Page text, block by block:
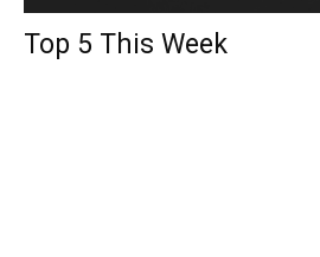
Top 5 This Week